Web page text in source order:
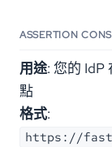
ASSERTION
用途: 您的 IdP
點
格式:
https://